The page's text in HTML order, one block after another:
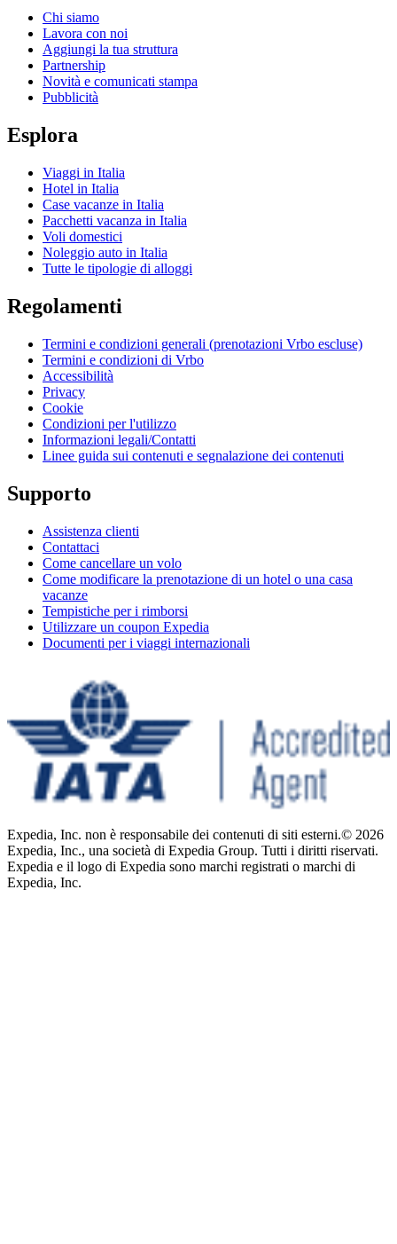
Chi siamo
Lavora con noi
Aggiungi la tua struttura
Partnership
Novità e comunicati stampa
Pubblicità
Esplora
Viaggi in Italia
Hotel in Italia
Case vacanze in Italia
Pacchetti vacanza in Italia
Voli domestici
Noleggio auto in Italia
Tutte le tipologie di alloggi
Regolamenti
Termini e condizioni generali (prenotazioni Vrbo escluse)
Termini e condizioni di Vrbo
Accessibilità
Privacy
Cookie
Condizioni per l'utilizzo
Informazioni legali/Contatti
Linee guida sui contenuti e segnalazione dei contenuti
Supporto
Assistenza clienti
Contattaci
Come cancellare un volo
Come modificare la prenotazione di un hotel o una casa
vacanze
Tempistiche per i rimborsi
Utilizzare un coupon Expedia
Documenti per i viaggi internazionali
Expedia, Inc. non è responsabile dei contenuti di siti esterni.© 2026
Expedia, Inc., una società di Expedia Group. Tutti i diritti riservati.
Expedia e il logo di Expedia sono marchi registrati o marchi di
Expedia, Inc.